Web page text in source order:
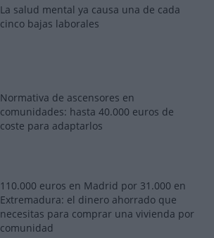
La salud mental ya causa una de cada
cinco bajas laborales
Normativa de ascensores en
comunidades: hasta 40.000 euros de
coste para adaptarlos
110.000 euros en Madrid por 31.000 en
Extremadura: el dinero ahorrado que
necesitas para comprar una vivienda por
comunidad